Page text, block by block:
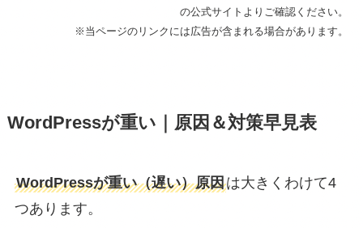
の公式サイトよりご確認ください。
※当ページのリンクには広告が含まれる場合があります。
WordPressが重い｜原因＆対策早見表
WordPressが重い（遅い）原因は大きくわけて4
つあります。